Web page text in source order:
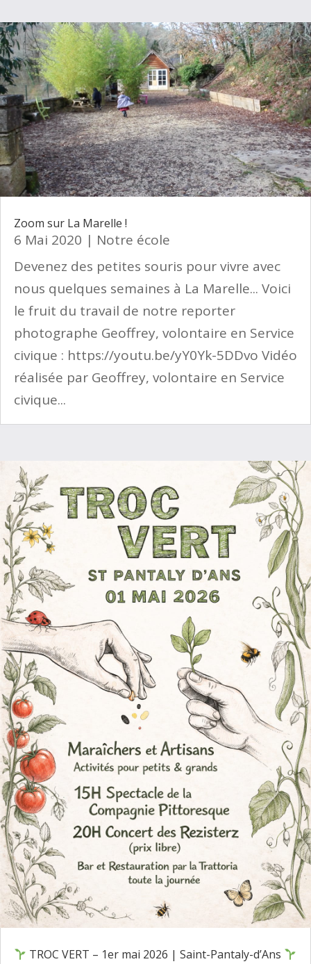
Zoom sur La Marelle !
6 Mai 2020 | Notre école
Devenez des petites souris pour vivre avec
nous quelques semaines à La Marelle... Voici
le fruit du travail de notre reporter
photographe Geoffrey, volontaire en Service
civique : https://youtu.be/yY0Yk-5DDvo Vidéo
réalisée par Geoffrey, volontaire en Service
civique...
TROC VERT – 1er mai 2026 | Saint-Pantaly-d’Ans